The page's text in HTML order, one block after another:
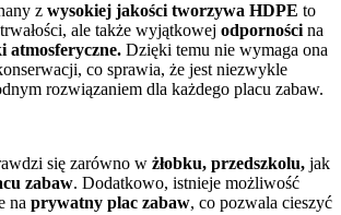
z wysokiej jakości tworzywa HDPE to
ale także wyjątkowej odporności na
atmosferyczne. Dzięki temu nie wymaga ona
co sprawia, że jest niezwykle
rozwiązaniem dla każdego placu zabaw.
się zarówno w żłobku, przedszkolu, jak
zabaw. Dodatkowo, istnieje możliwość
na prywatny plac zabaw, co pozwala cieszyć